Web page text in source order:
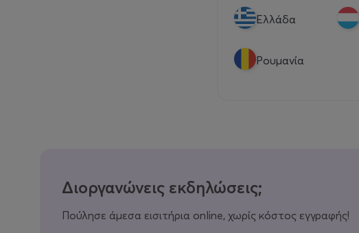
Eλλάδα
Ρουμανία
Διοργανώνεις εκδηλώσεις;
Πούλησε άμεσα εισιτήρια online, χωρίς κόστος εγγραφής!